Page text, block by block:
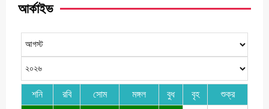
আর্কাইভ
শনি রবি সোম মঙ্গল বুধ বৃহ শুক্র